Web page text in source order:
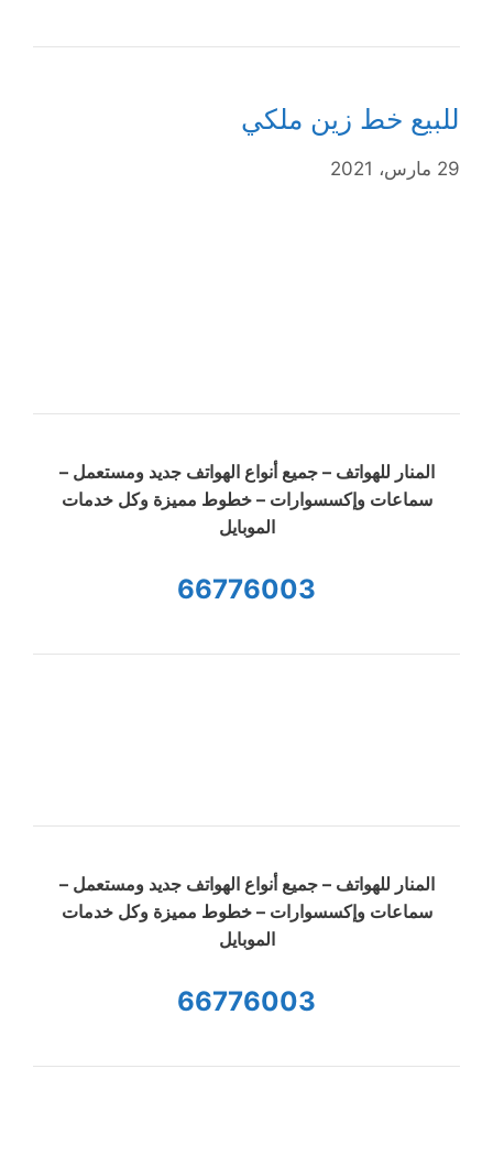
للبيع خط زين ملكي
29 مارس، 2021
المنار للهواتف – جميع أنواع الهواتف جديد ومستعمل –
سماعات وإكسسوارات – خطوط مميزة وكل خدمات
الموبايل
66776003
المنار للهواتف – جميع أنواع الهواتف جديد ومستعمل –
سماعات وإكسسوارات – خطوط مميزة وكل خدمات
الموبايل
66776003